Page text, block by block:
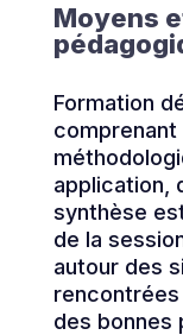
Moyens
Formation
application,
synthèse
de la
autour des
des bonnes